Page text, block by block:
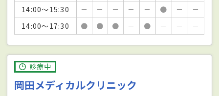
14:00～15:30
－ － － － － ● －
－
14:00～17:30
● ● ● － ● － － －
診療中
岡田メディカルクリニック